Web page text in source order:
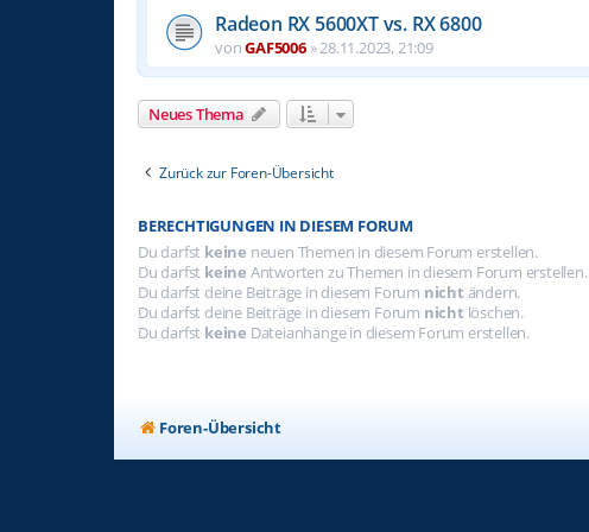
Radeon RX 5600XT vs. RX 6800
vonGAF5006»28.11.2023, 21:09
Neues Thema
Zurück zur Foren-Übersicht
BERECHTIGUNGEN IN DIESEM FORUM
Du darfst keine neuen Themen in diesem Forum erstellen.
Du darfst keine Antworten zu Themen in diesem Forum erstellen.
Du darfst deine Beiträge in diesem Forum nicht ändern.
Du darfst deine Beiträge in diesem Forum nicht löschen.
Du darfst keine Dateianhänge in diesem Forum erstellen.
Foren-Übersicht